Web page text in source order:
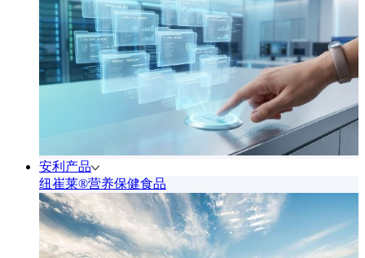
安利产品
纽崔莱®营养保健食品